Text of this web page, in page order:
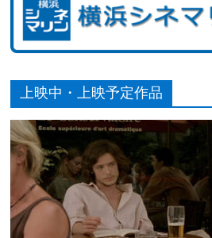
上映中・上映予定作品